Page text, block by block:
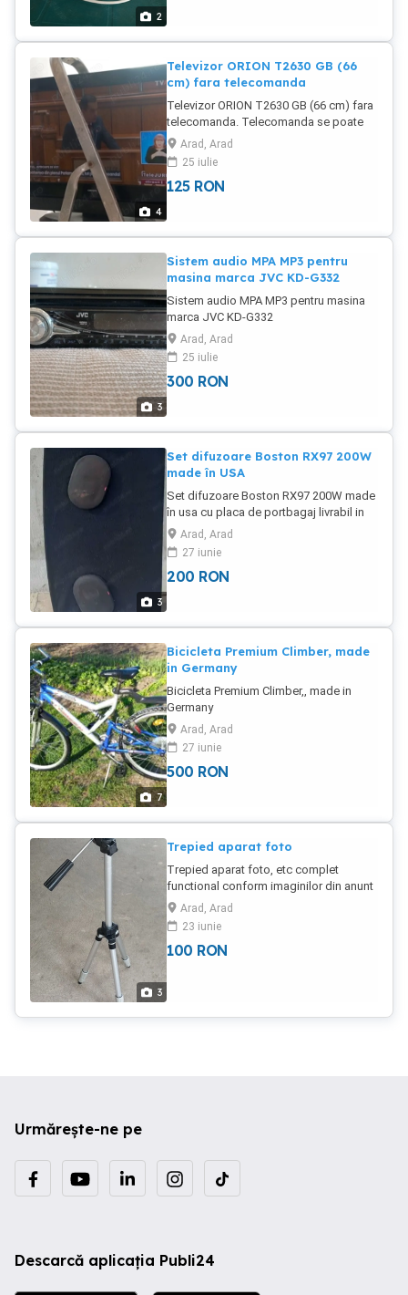
2
4
Televizor ORION T2630 GB (66
cm) fara telecomanda
Televizor ORION T2630 GB (66 cm) fara
telecomanda. Telecomanda se poate
lua de pe emag la 17lei (Cod RC1910)
Diagonala: 26 (66 cm) Resolutie: WXGA
(1366X768) Sunet: NICAM Stereo,
putere 2x8W Conectivitati: 2xHDMI,
TruSurround XT ID: 289643765
Arad, Arad
25 iulie
125 RON
3
Sistem audio MPA MP3 pentru
masina marca JVC KD-G332
Sistem audio MPA MP3 pentru masina
marca JVC KD-G332
Arad, Arad
25 iulie
300 RON
3
Set difuzoare Boston RX97 200W
made în USA
Set difuzoare Boston RX97 200W made
în usa cu placa de portbagaj livrabil in
Vladimirescu Arad
Arad, Arad
27 iunie
200 RON
7
Bicicleta Premium Climber, made
in Germany
Bicicleta Premium Climber,, made in
Germany
Arad, Arad
27 iunie
500 RON
3
Trepied aparat foto
Trepied aparat foto, etc complet
functional conform imaginilor din anunt
Arad, Arad
23 iunie
100 RON
Urmărește-ne pe
Descarcă aplicația Publi24